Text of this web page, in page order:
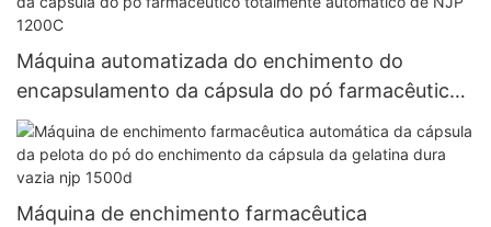
Máquina automatizada do enchimento do
encapsulamento da cápsula do pó farmacêutico
totalmente automático de NJP 1200C
Máquina de enchimento farmacêutica